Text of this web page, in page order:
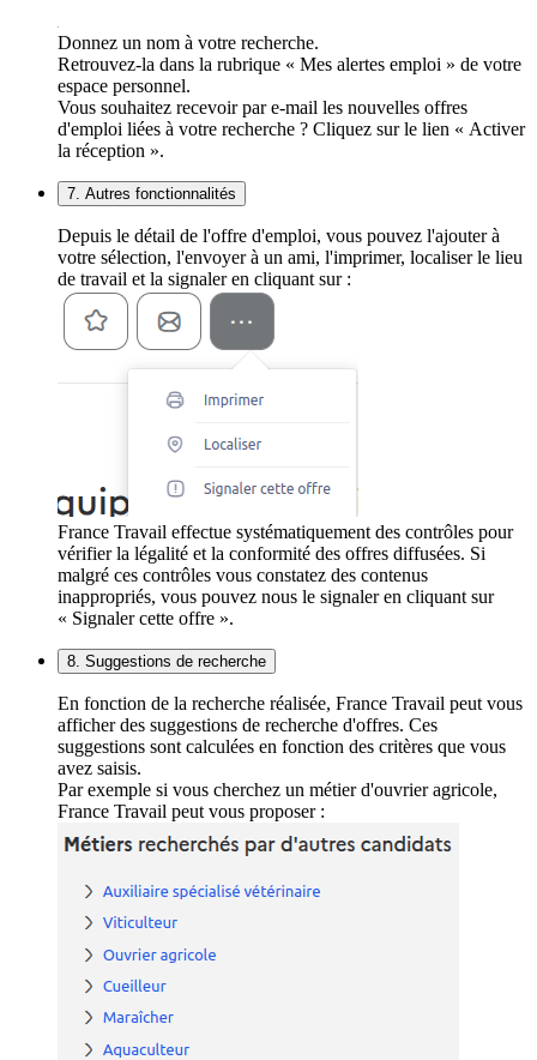
Donnez un nom à votre recherche.
Retrouvez-la dans la rubrique « Mes alertes emploi » de votre
espace personnel.
Vous souhaitez recevoir par e-mail les nouvelles offres
d'emploi liées à votre recherche ? Cliquez sur le lien « Activer
la réception ».
7. Autres fonctionnalités
Depuis le détail de l'offre d'emploi, vous pouvez l'ajouter à
votre sélection, l'envoyer à un ami, l'imprimer, localiser le lieu
de travail et la signaler en cliquant sur :
France Travail effectue systématiquement des contrôles pour
vérifier la légalité et la conformité des offres diffusées. Si
malgré ces contrôles vous constatez des contenus
inappropriés, vous pouvez nous le signaler en cliquant sur
« Signaler cette offre ».
8. Suggestions de recherche
En fonction de la recherche réalisée, France Travail peut vous
afficher des suggestions de recherche d'offres. Ces
suggestions sont calculées en fonction des critères que vous
avez saisis.
Par exemple si vous cherchez un métier d'ouvrier agricole,
France Travail peut vous proposer :